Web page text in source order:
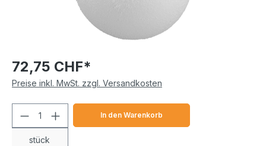
72,75 CHF*
Preise inkl. MwSt. zzgl. Versandkosten
Produkt Anzahl: Gib den
stück
In den Warenkorb